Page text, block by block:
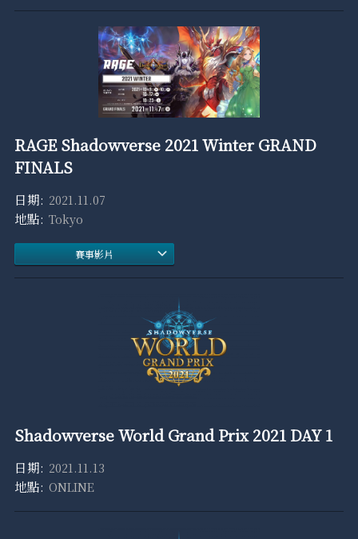
RAGE Shadowverse 2021 Winter GRAND
FINALS
2021.11.07
Tokyo
賽事影片
Shadowverse World Grand Prix 2021 DAY 1
2021.11.13
ONLINE